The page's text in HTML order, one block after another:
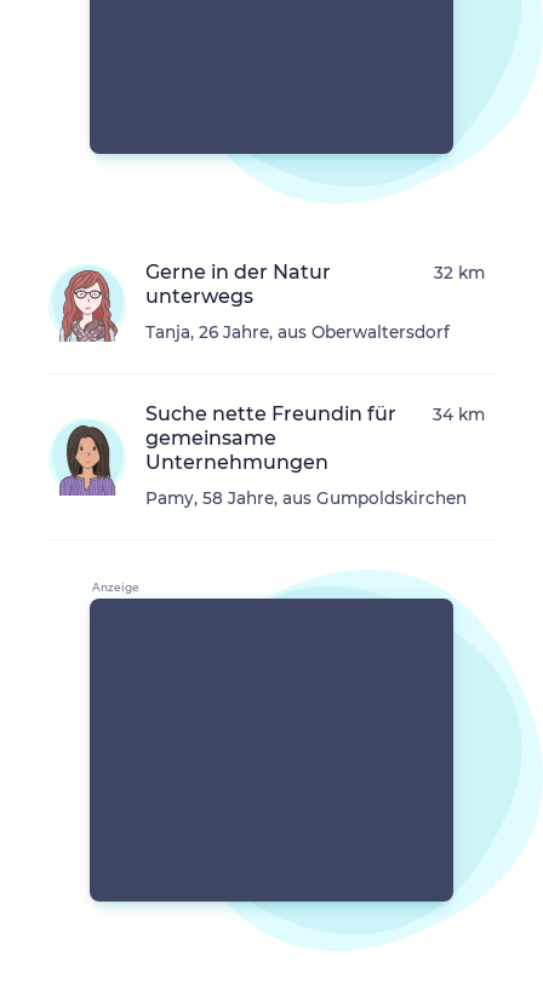
Gerne in der Natur
unterwegs
Tanja, 26 Jahre, aus Oberwaltersdorf
32 km
Suche nette Freundin für
gemeinsame
Unternehmungen
Pamy, 58 Jahre, aus Gumpoldskirchen
34 km